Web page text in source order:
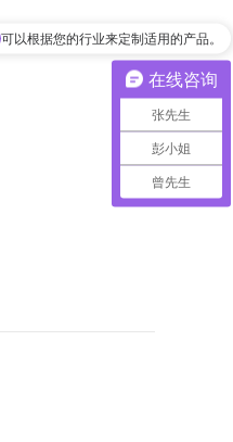
在线咨询
张先生
彭小姐
曾先生
可以根据您的行业来定制适用的产品。